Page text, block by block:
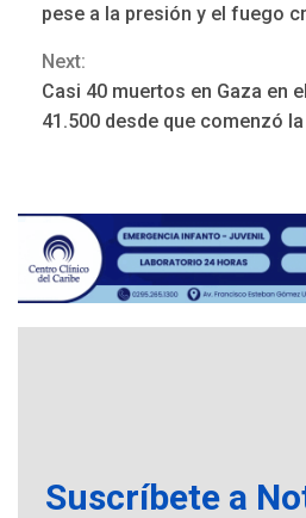
Reading
pese a la presión y el fuego
Next:
Casi 40 muertos en Gaza en
41.500 desde que comenzó
Suscríbete a
POLÍTICA
debacle
debate
6